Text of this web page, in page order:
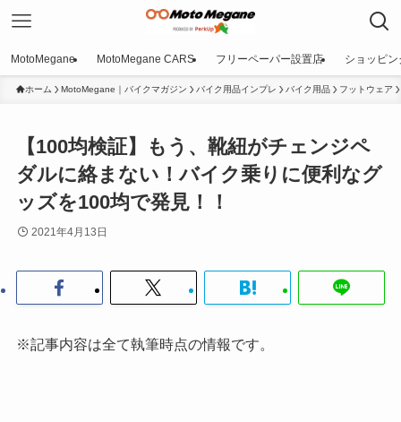
MotoMegane MotoMegane CARS フリーペーパー設置店 ショッピン
ホーム MotoMegane｜バイクマガジン バイク用品インプレ バイク用品 フットウェア
【100均検証】もう、靴紐がチェンジペ
ダルに絡まない！バイク乗りに便利なグ
ッズを100均で発見！！
2021年4月13日
※記事内容は全て執筆時点の情報です。